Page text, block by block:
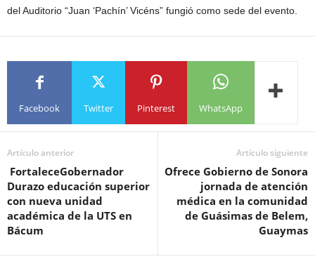
del Auditorio “Juan ‘Pachín’ Vicéns” fungió como sede del evento.
Facebook Twitter Pinterest WhatsApp
Artículo anterior
FortaleceGobernador
Durazo educación superior
con nueva unidad
académica de la UTS en
Bácum
Artículo siguiente
Ofrece Gobierno de Sonora
jornada de atención
médica en la comunidad
de Guásimas de Belem,
Guaymas